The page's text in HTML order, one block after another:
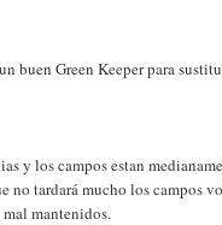
buen Green Keeper para
y los campos estan
no tardará mucho los campos
mantenidos.